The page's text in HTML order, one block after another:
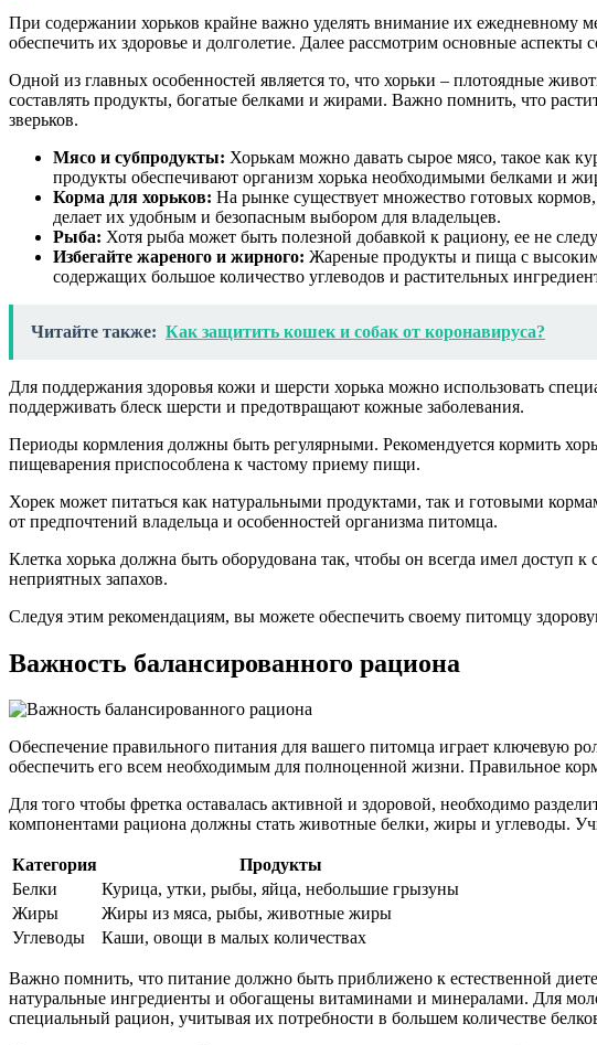
При содержании хорьков крайне важно уделять внимание их ежедневному
обеспечить их здоровье и долголетие. Далее рассмотрим основные аспекты
Одной из главных особенностей является то, что хорьки – плотоядные
составлять продукты, богатые белками и жирами. Важно помнить, что
зверьков.
Мясо и субпродукты: Хорькам можно давать сырое мясо, такое как
продукты обеспечивают организм хорька необходимыми белками и
Корма для хорьков: На рынке существует множество готовых
делает их удобным и безопасным выбором для владельцев.
Рыба: Хотя рыба может быть полезной добавкой к рациону, ее не
Избегайте жареного и жирного: Жареные продукты и пища с высоким
содержащих большое количество углеводов и растительных
Читайте также: Как защитить кошек и собак от коронавируса?
Для поддержания здоровья кожи и шерсти хорька можно использовать
поддерживать блеск шерсти и предотвращают кожные заболевания.
Периоды кормления должны быть регулярными. Рекомендуется кормить
пищеварения приспособлена к частому приему пищи.
Хорек может питаться как натуральными продуктами, так и готовыми
от предпочтений владельца и особенностей организма питомца.
Клетка хорька должна быть оборудована так, чтобы он всегда имел доступ
неприятных запахов.
Следуя этим рекомендациям, вы можете обеспечить своему питомцу
Важность балансированного рациона
Обеспечение правильного питания для вашего питомца играет ключевую
обеспечить его всем необходимым для полноценной жизни. Правильное
Для того чтобы фретка оставалась активной и здоровой, необходимо
компонентами рациона должны стать животные белки, жиры и углеводы.
Категория
Продукты
Белки
Курица, утки, рыбы, яйца, небольшие грызуны
Жиры
Жиры из мяса, рыбы, животные жиры
Углеводы
Каши, овощи в малых количествах
Важно помнить, что питание должно быть приближено к естественной
натуральные ингредиенты и обогащены витаминами и минералами. Для
специальный рацион, учитывая их потребности в большем количестве